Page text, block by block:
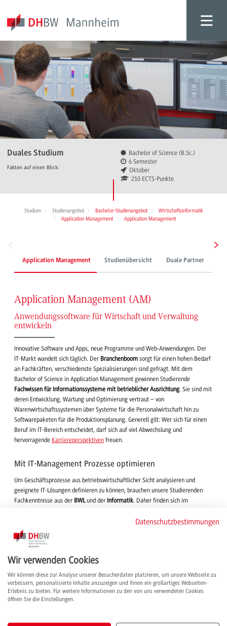
Duales Studium
Fakten auf einen Blick:
Bachelor of Science (B.Sc.)
6 Semester
Oktober
210 ECTS-Punkte
Studium Studienangebot Bachelor-Studienangebot
Wirtschaftsinformatik
Application Management
Application Management
Application Management Studienübersicht Duale Partner
Application Management (AM)
Anwendungssoftware für Wirtschaft und Verwaltung
entwickeln
Innovative Software und Apps, neue Programme und Web-Anwendungen. Der
IT-Markt wandelt sich täglich. Der Branchenboom sorgt für einen hohen Bedarf
an Fachkräften, verschiedenste Spezialisierungen sind gefragt. Mit dem
Bachelor of Science in Application Management gewinnen Studierende
Fachwissen für Informationssysteme mit betrieblicher Ausrichtung. Sie sind mit
deren Entwicklung, Wartung und Optimierung vertraut – von
Warenwirtschaftssystemen über Systeme für die Personalwirtschaft hin zu
Softwarepaketen für die Produktionsplanung. Generell gilt: Wer sich für einen
Beruf im IT-Bereich entscheidet, darf sich auf viel Abwechslung und
hervorragende Karriereperspektiven freuen.
Mit IT-Management Prozesse optimieren
Um Geschäftsprozesse aus betriebswirtschaftlicher Sicht analysieren und
geeignete IT-Lösungen definieren zu können, brauchen unsere Studierenden
Fachkenntnisse aus der BWLund der Informatik. Daher finden sich im
Methoden der Wirtschaftsinformatik, z. B.
Systemanalyse, Projekt- oder Geschäftsprozessmanagement, und
Schlüsselqualifikationen
Ganzheitlich Projekte beurteilen und managen
Für die berufliche Qualifizierung unserer Studierenden bietet das duale
Studienmodell der DHBW Mannheim einen
die Mitarbeit an Projekten eignen sie sich so eine ganzheitliche
Datenschutzbestimmungen
Wir verwenden Cookies
Wir können diese zur Analyse unserer Besucherdaten platzieren, um unsere Webseite zu
verbessern, personalisierte Inhalte anzuzeigen und Ihnen ein großartiges Webseiten-
Erlebnis zu bieten. Für weitere Informationen zu den von uns verwendeten Cookies
öffnen Sie die Einstellungen.